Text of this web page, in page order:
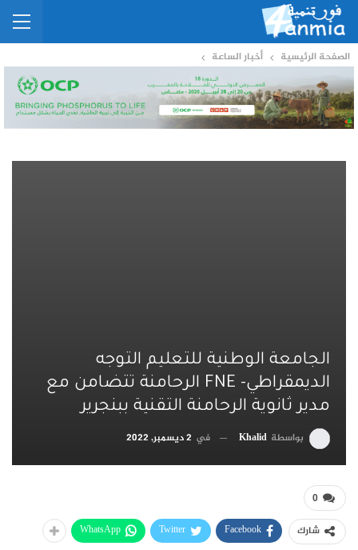
الصفحة الرئيسية أخبار الساعة
الجامعة الوطنية للتعليم التوجه
الديمقراطي- FNE الرحامنة تتضامن مع
مدير ثانوية الرحامنة التقنية ببنجرير
بواسطة Khalid في 2 ديسمبر, 2022
0
شارك Facebook
Twitter
WhatsApp